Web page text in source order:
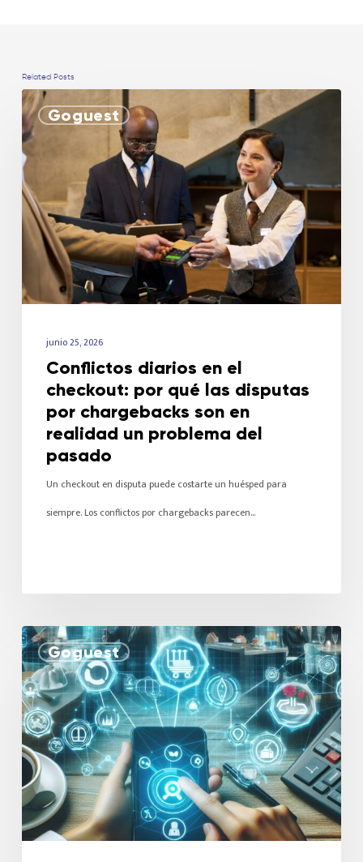
Related Posts
Goguest
junio 25, 2026
Conflictos diarios en el
checkout: por qué las disputas
por chargebacks son en
realidad un problema del
pasado
Un checkout en disputa puede costarte un huésped para
siempre. Los conflictos por chargebacks parecen…
Goguest